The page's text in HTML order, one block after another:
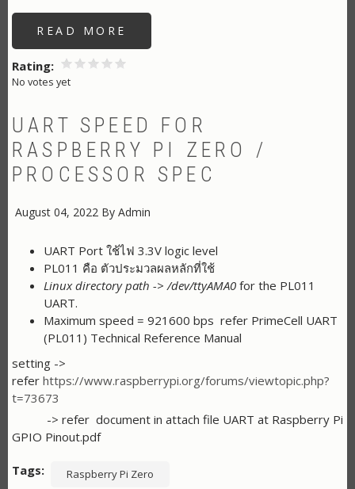
READ MORE
TO
Rating
No votes yet
UART SPEED FOR
RASPBERRY PI ZERO /
PROCESSOR SPEC
August 04, 2022 By Admin
UART Port ใช้ไฟ 3.3V logic level
PL011 คือ ตัวประมวลผลหลักที่ใช้
Linux directory path -> /dev/ttyAMA0 for the PL011
UART.
Maximum speed = 921600 bps refer PrimeCell UART
(PL011) Technical Reference Manual
setting ->
refer https://www.raspberrypi.org/forums/viewtopic.php?
t=73673
-> refer document in attach file UART at Raspberry Pi
GPIO Pinout.pdf
Tags Raspberry Pi Zero